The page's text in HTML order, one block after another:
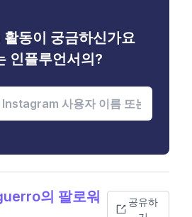
동이 궁금하신가요
인플루언서의?
의 팔로워
공유하